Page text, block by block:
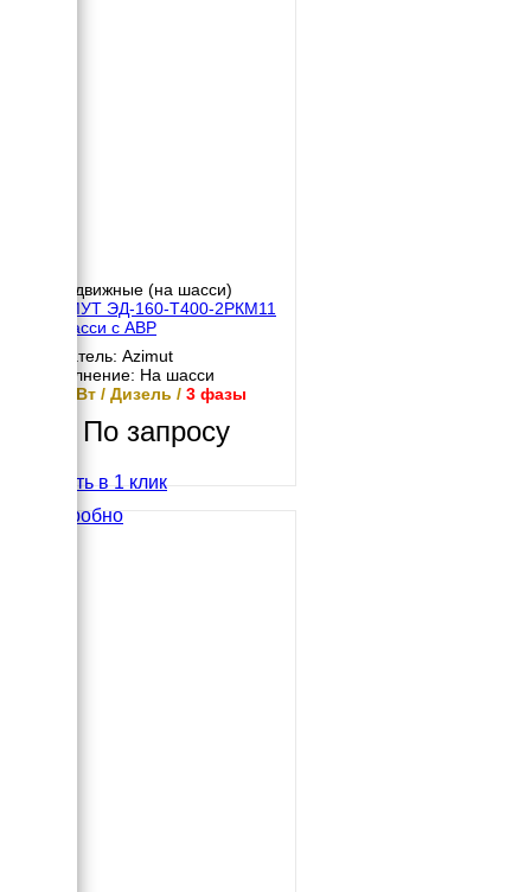
Передвижные (на шасси)
АЗИМУТ ЭД-160-Т400-2РКМ11
на шасси с АВР
Двигатель: Azimut
Исполнение: На шасси
160 кВт / Дизель / 3 фазы
По запросу
Купить в 1 клик
Подробно